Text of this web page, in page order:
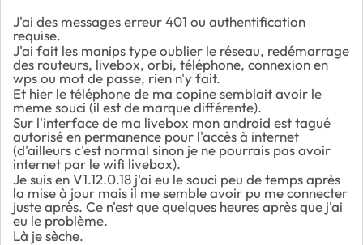
J'ai des messages erreur 401 ou authentification
requise.
J'ai fait les manips type oublier le réseau, redémarrage
des routeurs, livebox, orbi, téléphone, connexion en
wps ou mot de passe, rien n'y fait.
Et hier le téléphone de ma copine semblait avoir le
meme souci (il est de marque différente).
Sur l'interface de ma livebox mon android est tagué
autorisé en permanence pour l'accès à internet
(d'ailleurs c'est normal sinon je ne pourrais pas avoir
internet par le wifi livebox).
Je suis en V1.12.0.18 j'ai eu le souci peu de temps après
la mise à jour mais il me semble avoir pu me connecter
juste après. Ce n'est que quelques heures après que j'ai
eu le problème.
Là je sèche.